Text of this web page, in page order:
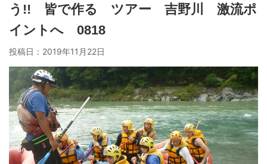
う!! 皆で作る ツアー 吉野川 激流ポ
イントへ 0818
投稿日： 2019年11月22日